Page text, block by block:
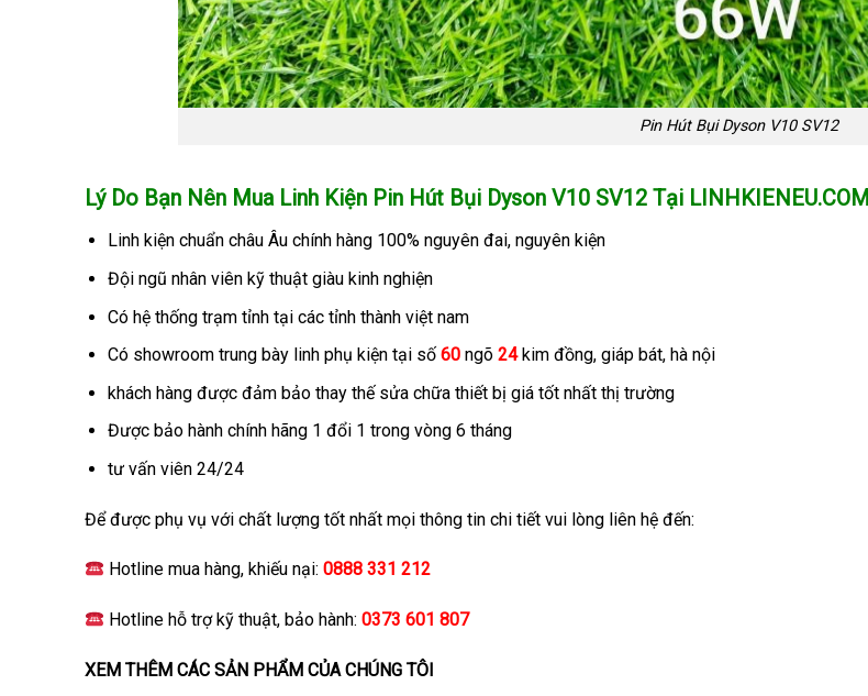
Pin Hút Bụi Dyson V10 SV12
Lý Do Bạn Nên Mua Linh Kiện Pin Hút Bụi Dyson V10 SV12 Tại LINHKIENEU.COM
Linh kiện chuẩn châu Âu chính hàng 100% nguyên đai, nguyên kiện
Đội ngũ nhân viên kỹ thuật giàu kinh nghiện
Có hệ thống trạm tỉnh tại các tỉnh thành việt nam
Có showroom trung bày linh phụ kiện tại số 60ngõ 24kim đồng, giáp bát, hà nội
khách hàng được đảm bảo thay thế sửa chữa thiết bị giá tốt nhất thị trường
Được bảo hành chính hãng 1 đổi 1 trong vòng 6 tháng
tư vấn viên 24/24
Để được phụ vụ với chất lượng tốt nhất mọi thông tin chi tiết vui lòng liên hệ đến:
Hotline mua hàng, khiếu nại:0888 331 212
Hotline hỗ trợ kỹ thuật, bảo hành:0373 601 807
XEM THÊM CÁC SẢN PHẨM CỦA CHÚNG TÔI